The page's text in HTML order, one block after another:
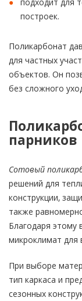
построек.
Поликарбонат
для частных
объектов. Он
без сложного
парников
Сотовый
решений для
конструкции,
также
Благодаря этому
микроклимат
При выборе
тип каркаса и
сезонных